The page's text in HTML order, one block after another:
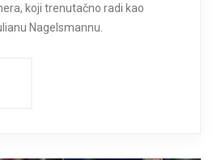
koji trenutačno radi kao
Nagelsmannu.